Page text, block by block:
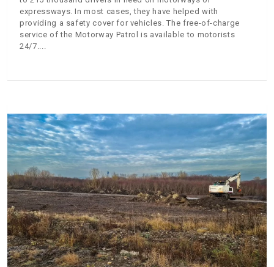
expressways. In most cases, they have helped with
providing a safety cover for vehicles. The free-of-charge
service of the Motorway Patrol is available to motorists
24/7.